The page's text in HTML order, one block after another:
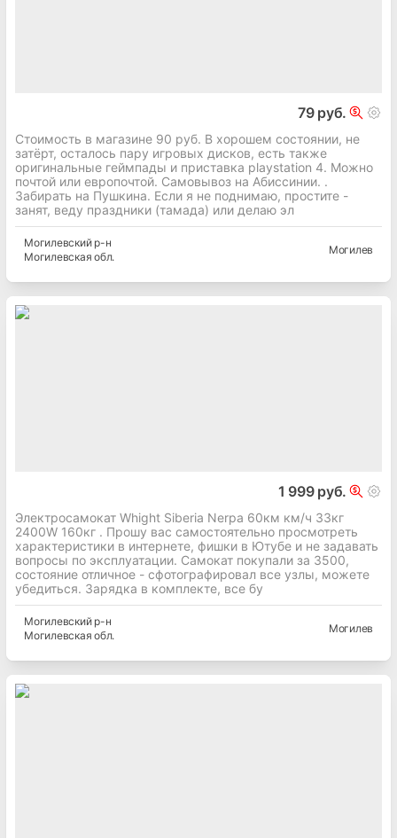
79 руб.
Стоимость в магазине 90 руб. В хорошем состоянии, не
затёрт, осталось пару игровых дисков, есть также
оригинальные геймпады и приставка playstation 4. Можно
почтой или европочтой. Самовывоз на Абиссинии. .
Забирать на Пушкина. Если я не поднимаю, простите -
занят, веду праздники (тамада) или делаю эл
Могилевскийр-н
Могилевская обл.
Могилев
1 999 руб.
Электросамокат Whight Siberia Nerpa 60км км/ч 33кг
2400W 160кг . Прошу вас самостоятельно просмотреть
характеристики в интернете, фишки в Ютубе и не задавать
вопросы по эксплуатации. Самокат покупали за 3500,
состояние отличное - сфотографировал все узлы, можете
убедиться. Зарядка в комплекте, все бу
Могилевскийр-н
Могилевская обл.
Могилев